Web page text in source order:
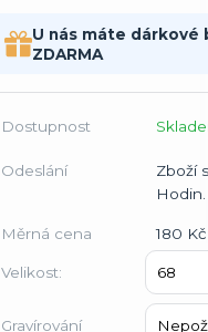
U nás máte dárkové
ZDARMA
Dostupnost
Odeslání
Zboží
Hodin.
Měrná cena 180
Velikost:
Gravírování